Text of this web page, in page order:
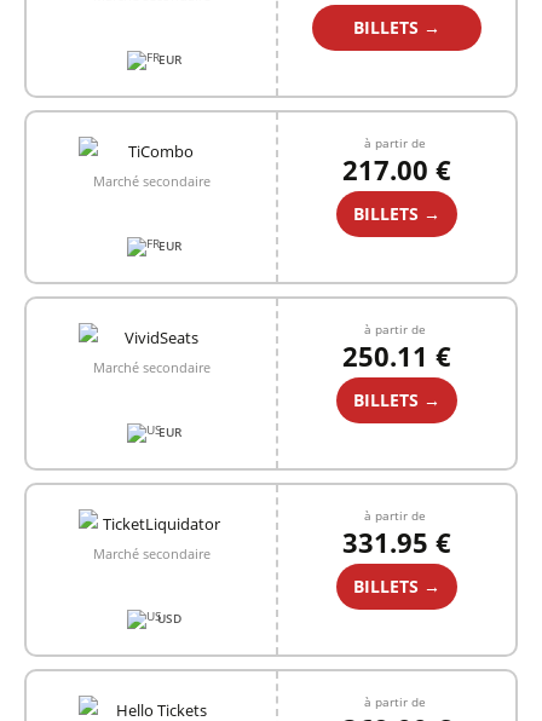
EUR
BILLETS →
Marché secondaire
EUR
à partir de
217.00 €
BILLETS →
Marché secondaire
EUR
à partir de
250.11 €
BILLETS →
Marché secondaire
USD
à partir de
331.95 €
BILLETS →
à partir de